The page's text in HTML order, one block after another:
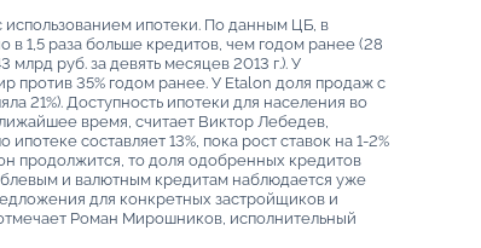
ипотеки. По данным ЦБ, в
в 1,5 раза больше кредитов, чем годом ранее (28
руб. за девять месяцев 2013 г.). У
против 35% годом ранее. У Etalon доля продаж с
21%). Доступность ипотеки для населения во
время, считает Виктор Лебедев,
составляет 13%, пока рост ставок на 1-2%
продолжится, то доля одобренных кредитов
и валютным кредитам наблюдается уже
для конкретных застройщиков и
Роман Мирошников, исполнительный